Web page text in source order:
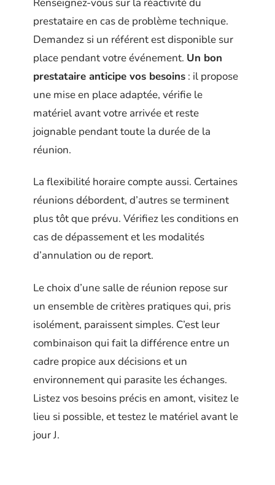
prestataire en cas de problème technique.
Demandez si un référent est disponible sur
place pendant votre événement. Un bon
prestataire anticipe vos besoins : il propose
une mise en place adaptée, vérifie le
matériel avant votre arrivée et reste
joignable pendant toute la durée de la
réunion.
La flexibilité horaire compte aussi. Certaines
réunions débordent, d’autres se terminent
plus tôt que prévu. Vérifiez les conditions en
cas de dépassement et les modalités
d’annulation ou de report.
Le choix d’une salle de réunion repose sur
un ensemble de critères pratiques qui, pris
isolément, paraissent simples. C’est leur
combinaison qui fait la différence entre un
cadre propice aux décisions et un
environnement qui parasite les échanges.
Listez vos besoins précis en amont, visitez le
lieu si possible, et testez le matériel avant le
jour J.